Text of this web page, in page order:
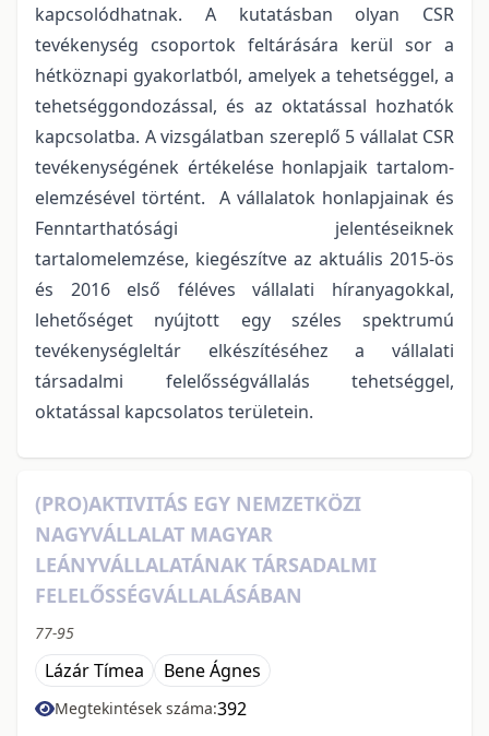
kapcsolódhatnak. A kutatásban olyan CSR
tevékenység csoportok feltárására kerül sor a
hétköznapi gyakorlatból, amelyek a tehetséggel, a
tehetséggondozással, és az oktatással hozhatók
kapcsolatba. A vizsgálatban szereplő 5 vállalat CSR
tevékenységének értékelése honlapjaik tartalom-
elemzésével történt. A vállalatok honlapjainak és
Fenntarthatósági jelentéseiknek
tartalomelemzése, kiegészítve az aktuális 2015-ös
és 2016 első féléves vállalati híranyagokkal,
lehetőséget nyújtott egy széles spektrumú
tevékenységleltár elkészítéséhez a vállalati
társadalmi felelősségvállalás tehetséggel,
oktatással kapcsolatos területein.
(PRO)AKTIVITÁS EGY NEMZETKÖZI
NAGYVÁLLALAT MAGYAR
LEÁNYVÁLLALATÁNAK TÁRSADALMI
FELELŐSSÉGVÁLLALÁSÁBAN
77-95
Lázár Tímea Bene Ágnes
Megtekintések száma:392